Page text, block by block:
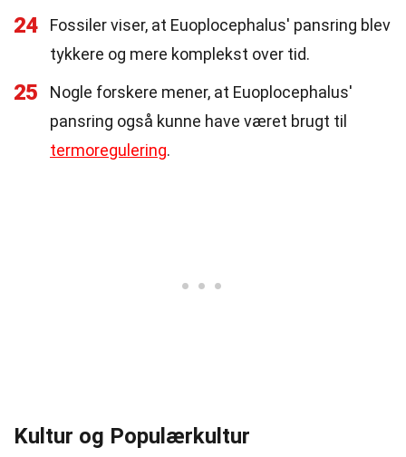
24
Fossiler viser, at Euoplocephalus' pansring blev
tykkere og mere komplekst over tid.
25
Nogle forskere mener, at Euoplocephalus'
pansring også kunne have været brugt til
termoregulering.
Kultur og Populærkultur